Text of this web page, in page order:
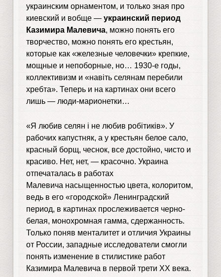
украинским орнаментом, и только зная про
киевский и вобще — украинский период
Казимира Малевича, можно понять его
творчество, можно понять его крестьян,
которые как «железные человечки» крепкие,
мощные и непоборные, но… 1930-е годы,
коллективизм и «навіть селянам перебили
хребта». Теперь и на картинах они всего
лишь — люди-марионетки…
«Я любив селян і не любив робітиків». У
рабочих капустняк, а у крестьян белое сало,
красный борщ, чеснок, все достойно, чисто и
красиво. Нет, нет, — красочно. Украина
отпечаталась в работах
Малевича насыщенностью цвета, колоритом,
ведь в его «городской» Ленинградский
период, в картинах прослеживается черно-
белая, монохромная гамма, сдержанность.
Только поняв менталитет и отличия Украины
от России, западные исследователи смогли
понять изменение в стилистике работ
Казимира Малевича в первой трети ХХ века.